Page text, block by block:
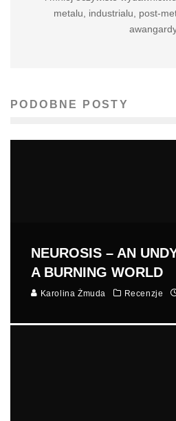
metalu, industrialu, post-
PODOBNE POSTY
NEUROSIS – AN
A BURNING WORLD
Karolina Żmuda Recenzje